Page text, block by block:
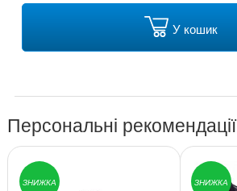
У кошик
Персональні рекомендації
ЗНИЖКА ЗНИЖКА